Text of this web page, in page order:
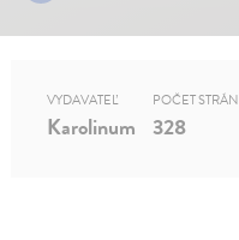
VYDAVATEĽ
Karolinum
POČET STRÁN
328